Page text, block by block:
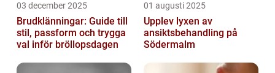
03 december 2025
Brudklänningar: Guide till
stil, passform och trygga
val inför bröllopsdagen
01 augusti 2025
Upplev lyxen av
ansiktsbehandling på
Södermalm